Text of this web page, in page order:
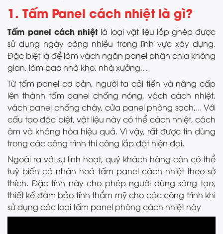
1. Tấm Panel cách nhiệt là gì?
Tấm panel cách nhiệt là loại vật liệu lắp ghép được
sử dụng ngày càng nhiều trong lĩnh vực xây dựng.
Đặc biệt là để làm vách ngăn panel phân chia không
gian, làm bao nhà kho, nhà xưởng,…
Từ tấm panel cơ bản, người ta cải tiến và nâng cấp
lên thành tấm panel chống nóng, vách cách nhiệt,
vách panel chống cháy, cửa panel phòng sạch,... Với
cấu tạo đặc biệt, vật liệu này có thể cách nhiệt, cách
âm và kháng hỏa hiệu quả. Vì vậy, rất được tin dùng
trong các công trình thi công lắp đặt hiện đại.
Ngoài ra với sự linh hoạt, quý khách hàng còn có thể
tuỳ biến cá nhân hoá tấm panel cách nhiệt theo sở
thích. Đặc tính này cho phép người dùng sáng tạo,
thiết kế đảm bảo tính thẩm mỹ cho các công trình khi
sử dụng các loại tấm panel phòng cách nhiệt này